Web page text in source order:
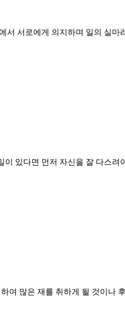
서로에게 의지하며 일의 실
있다면 먼저 자신을 잘 다스
여 많은 재를 취하게 될 것이나